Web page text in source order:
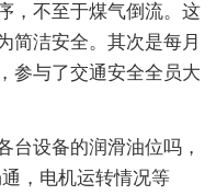
，不至于煤气倒流。这
简洁安全。其次是每月
参与了交通安全全员大
台设备的润滑油位吗，
，电机运转情况等